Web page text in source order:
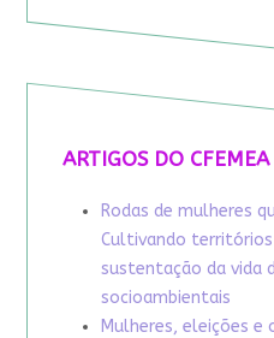
ARTIGOS DO CFEMEA
Rodas de mulheres
Cultivando
sustentação da vida
socioambientais
Mulheres, eleições e